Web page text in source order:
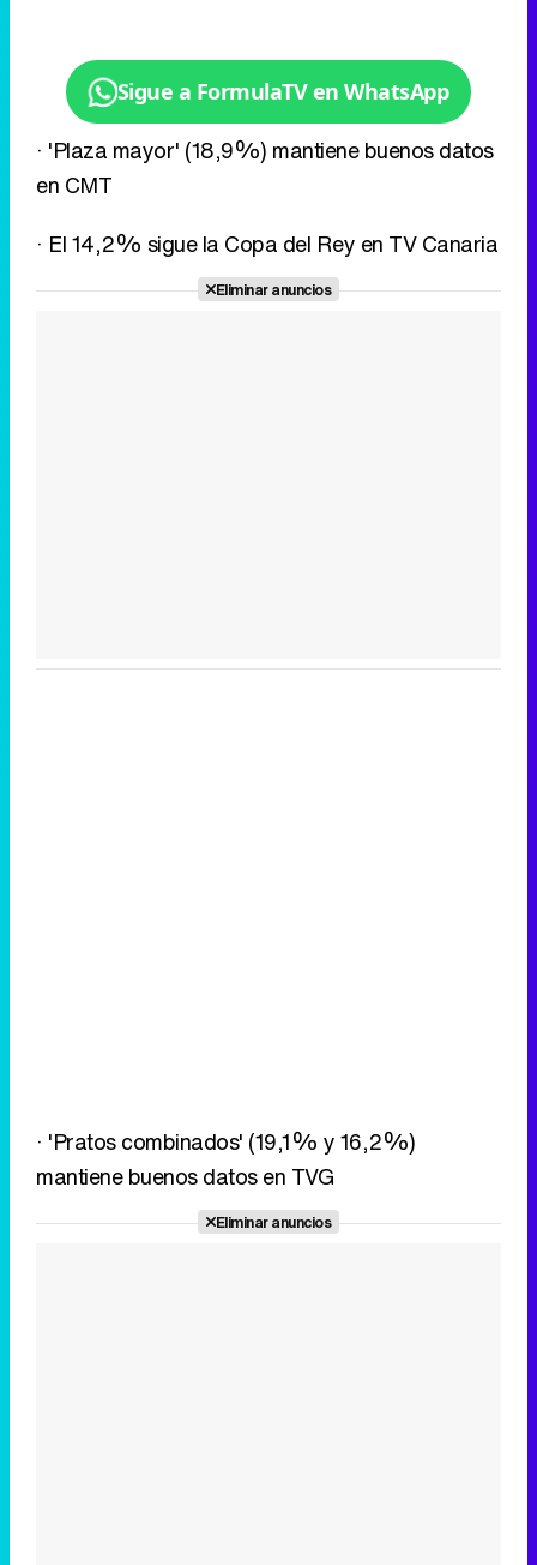
Sigue a FormulaTV en WhatsApp
· 'Plaza mayor' (18,9%) mantiene buenos datos
en CMT
· El 14,2% sigue la Copa del Rey en TV Canaria
Eliminar anuncios
· 'Pratos combinados' (19,1% y 16,2%)
mantiene buenos datos en TVG
Eliminar anuncios